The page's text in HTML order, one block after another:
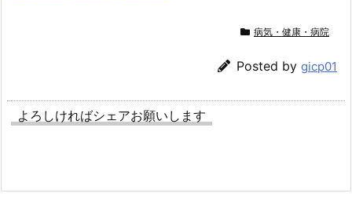
病気・健康・病院
Posted by gicp01
よろしければシェアお願いします